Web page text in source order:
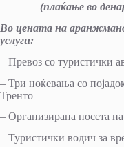
(плаќање во
Во цената на
услуги:
– Превоз со туристички
– Три ноќевања со
Тренто
– Организирана посета
– Туристички водич за